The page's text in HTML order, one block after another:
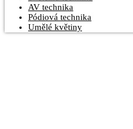
AV technika
Pódiová technika
Umělé květiny